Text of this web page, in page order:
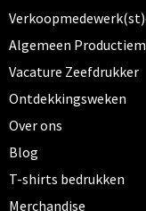
Algemeen
Vacature Zeefdrukker
Ontdekkingsweken
Over ons
Blog
T-shirts bedrukken
Merchandise